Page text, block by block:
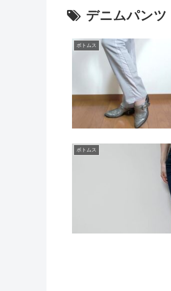
デニムパンツ
ボトムス
ボトムス